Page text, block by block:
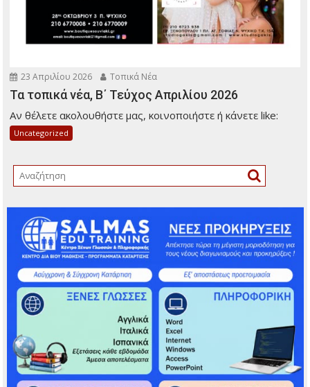
23 Απριλίου 2026 Τοπικά Νέα
Τα τοπικά νέα, Β΄ Τεύχος Απριλίου 2026
Αν θέλετε ακολουθήστε μας, κοινοποιήστε ή κάνετε like:
Uncategorized